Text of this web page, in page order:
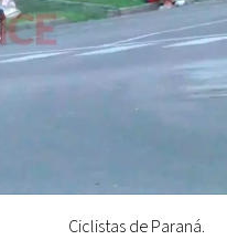
Ciclistas de Paraná.